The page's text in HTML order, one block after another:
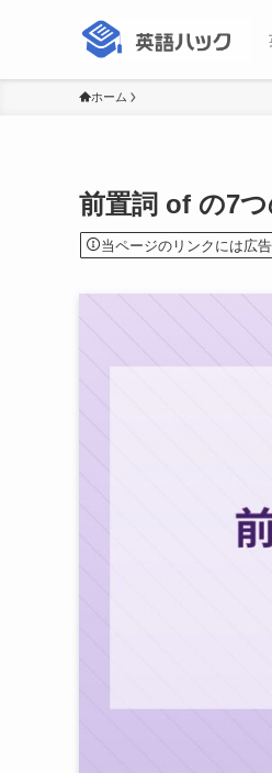
ホーム
前置詞 of の7
当ページのリンクには広